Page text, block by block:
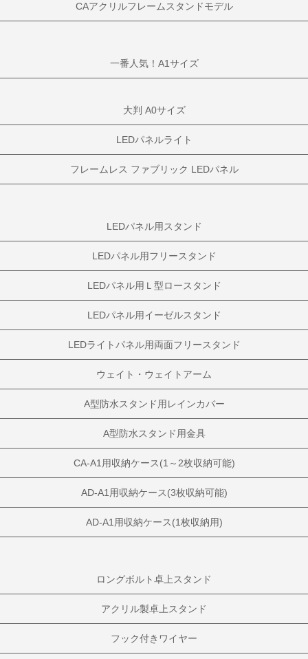
CAアクリルフレームスタンドモデル
一番人気！A1サイズ
大判 A0サイズ
LEDパネルライト
フレームレス ファブリック LEDパネル
LEDパネル用スタンド
LEDパネル用フリースタンド
LEDパネル用Ｌ型ロースタンド
LEDパネル用イーゼルスタンド
LEDライトパネル用両面フリースタンド
ウェイト・ウェイトアーム
A型防水スタンド用レインカバー
A型防水スタンド用金具
CA-A1用収納ケース(1～2枚収納可能)
AD-A1用収納ケース(3枚収納可能)
AD-A1用収納ケース(1枚収納用)
ロングボルト卓上スタンド
アクリル製卓上スタンド
フック付きワイヤー